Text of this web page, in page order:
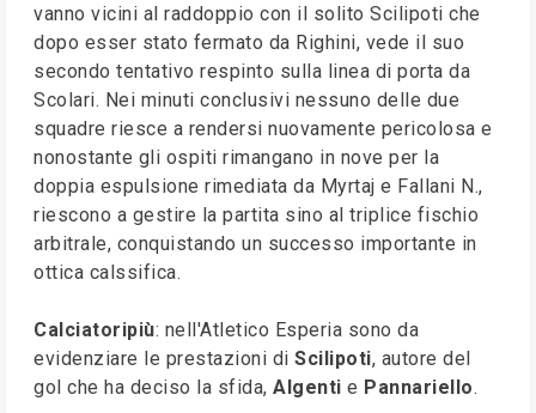
vanno vicini al raddoppio con il solito Scilipoti che
dopo esser stato fermato da Righini, vede il suo
secondo tentativo respinto sulla linea di porta da
Scolari. Nei minuti conclusivi nessuno delle due
squadre riesce a rendersi nuovamente pericolosa e
nonostante gli ospiti rimangano in nove per la
doppia espulsione rimediata da Myrtaj e Fallani N.,
riescono a gestire la partita sino al triplice fischio
arbitrale, conquistando un successo importante in
ottica calssifica.
Calciatoripiù: nell'Atletico Esperia sono da
evidenziare le prestazioni di Scilipoti, autore del
gol che ha deciso la sfida, Algenti e Pannariello.